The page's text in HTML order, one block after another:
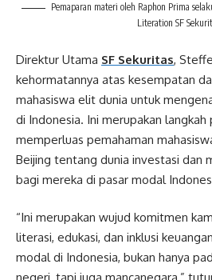
Pemaparan materi oleh Raphon Prima
Literation SF
Direktur Utama SF Sekuritas,
kehormatannya atas kesempatan
mahasiswa elit dunia untuk
di Indonesia. Ini merupakan
memperluas pemahaman
Beijing tentang dunia investasi dan
bagi mereka di pasar modal
“Ini merupakan wujud komitmen
literasi, edukasi, dan inklusi
modal di Indonesia, bukan hanya